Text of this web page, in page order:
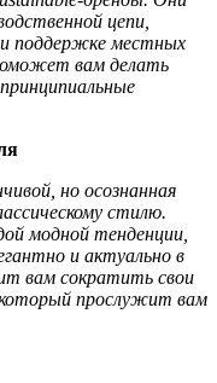
цепи,
и поддержке местных
вам делать
но осознанная
стилю.
модной тенденции,
и актуально в
вам сократить свои
который прослужит вам